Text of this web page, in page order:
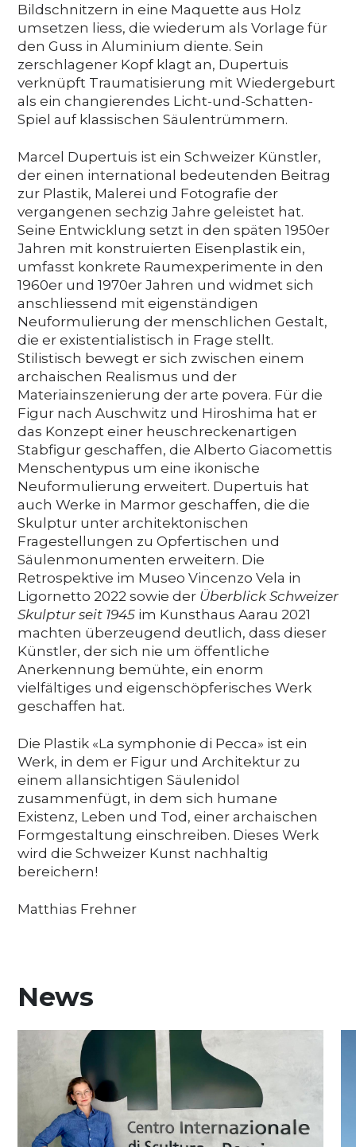
Bildschnitzern in eine Maquette aus Holz
umsetzen liess, die wiederum als Vorlage für
den Guss in Aluminium diente. Sein
zerschlagener Kopf klagt an, Dupertuis
verknüpft Traumatisierung mit Wiedergeburt
als ein changierendes Licht-und-Schatten-
Spiel auf klassischen Säulentrümmern.
Marcel Dupertuis ist ein Schweizer Künstler,
der einen international bedeutenden Beitrag
zur Plastik, Malerei und Fotografie der
vergangenen sechzig Jahre geleistet hat.
Seine Entwicklung setzt in den späten 1950er
Jahren mit konstruierten Eisenplastik ein,
umfasst konkrete Raumexperimente in den
1960er und 1970er Jahren und widmet sich
anschliessend mit eigenständigen
Neuformulierung der menschlichen Gestalt,
die er existentialistisch in Frage stellt.
Stilistisch bewegt er sich zwischen einem
archaischen Realismus und der
Materiainszenierung der arte povera. Für die
Figur nach Auschwitz und Hiroshima hat er
das Konzept einer heuschreckenartigen
Stabfigur geschaffen, die Alberto Giacomettis
Menschentypus um eine ikonische
Neuformulierung erweitert. Dupertuis hat
auch Werke in Marmor geschaffen, die die
Skulptur unter architektonischen
Fragestellungen zu Opfertischen und
Säulenmonumenten erweitern. Die
Retrospektive im Museo Vincenzo Vela in
Ligornetto 2022 sowie der Überblick Schweizer
Skulptur seit 1945 im Kunsthaus Aarau 2021
machten überzeugend deutlich, dass dieser
Künstler, der sich nie um öffentliche
Anerkennung bemühte, ein enorm
vielfältiges und eigenschöpferisches Werk
geschaffen hat.
Die Plastik «La symphonie di Pecca» ist ein
Werk, in dem er Figur und Architektur zu
einem allansichtigen Säulenidol
zusammenfügt, in dem sich humane
Existenz, Leben und Tod, einer archaischen
Formgestaltung einschreiben. Dieses Werk
wird die Schweizer Kunst nachhaltig
bereichern!
Matthias Frehner
News